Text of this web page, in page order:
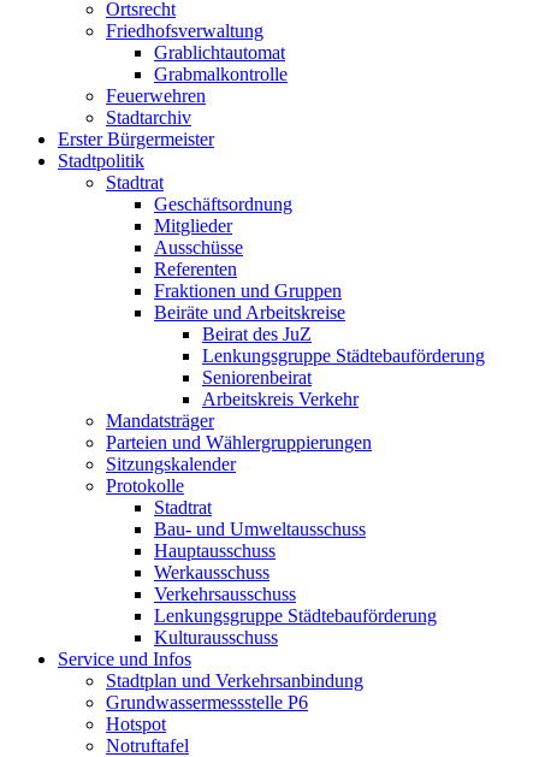
Ortsrecht
Friedhofsverwaltung
Grablichtautomat
Grabmalkontrolle
Feuerwehren
Stadtarchiv
Erster Bürgermeister
Stadtpolitik
Stadtrat
Geschäftsordnung
Mitglieder
Ausschüsse
Referenten
Fraktionen und Gruppen
Beiräte und Arbeitskreise
Beirat des JuZ
Lenkungsgruppe Städtebauförderung
Seniorenbeirat
Arbeitskreis Verkehr
Mandatsträger
Parteien und Wählergruppierungen
Sitzungskalender
Protokolle
Stadtrat
Bau- und Umweltausschuss
Hauptausschuss
Werkausschuss
Verkehrsausschuss
Lenkungsgruppe Städtebauförderung
Kulturausschuss
Service und Infos
Stadtplan und Verkehrsanbindung
Grundwassermessstelle P6
Hotspot
Notruftafel